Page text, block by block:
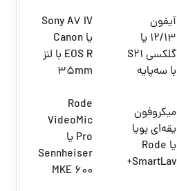
آیفون
12/13 یا
گلکسی S21
با سه‌پایه
Sony A7 IV
یا Canon
EOS R با لنز
35mm
میکروفون
یقه‌ای بویا
یا Rode
SmartLav+
Rode
VideoMic
Pro یا
Sennheiser
MKE 600